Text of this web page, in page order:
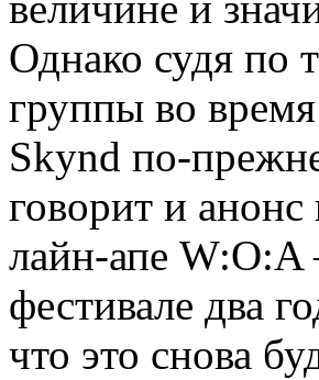
Однако судя по
группы во время
Skynd по-
говорит и анонс
лайн-апе W:O:A
фестивале два
что это снова